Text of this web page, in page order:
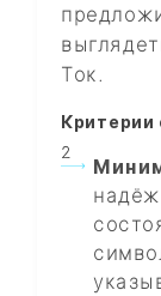
Ток.
Критерии